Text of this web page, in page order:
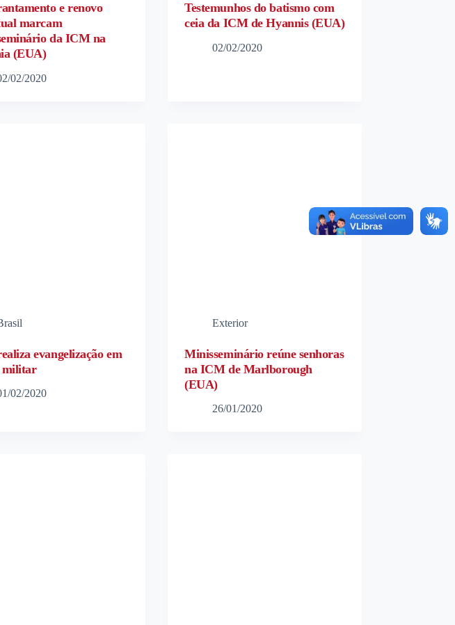
e renovo
marcam
da ICM na
(EUA)
02/2020
Testemunhos do batismo com
ceia da ICM de Hyannis (EUA)
02/02/2020
evangelização em
militar
02/2020
Exterior
Minisseminário reúne senhoras
na ICM de Marlborough
(EUA)
26/01/2020